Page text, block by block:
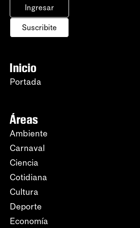
Ingresar
Suscribite
Inicio
Portada
Áreas
Ambiente
Carnaval
Ciencia
Cotidiana
Cultura
Deporte
Economía